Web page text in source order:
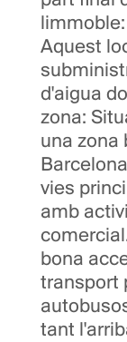
Aquest
d'aigua
zona:
una zona
vies
amb
bona
transport
tant